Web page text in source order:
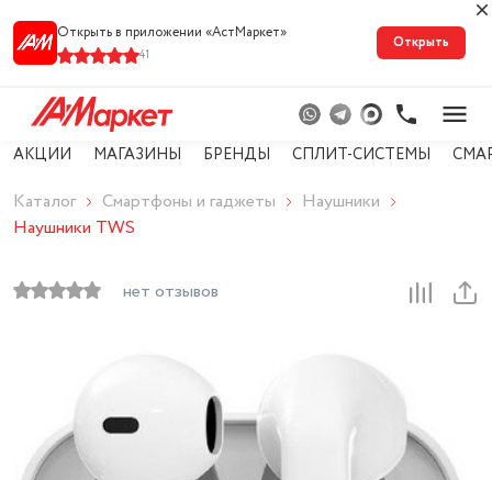
Открыть в приложении «АстМарке‪т‬»
41
Открыть
АКЦИИ МАГАЗИНЫ БРЕНДЫ СПЛИТ-СИСТЕМЫ
Каталог Смартфоны и гаджеты
Наушники
Наушники TWS
нет отзывов